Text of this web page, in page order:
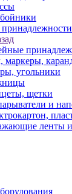
маркеры,
угольники
щетки
и
ленты